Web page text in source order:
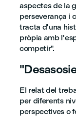
aspectes de la
perseverança i
tracta d'una
pròpia amb
competir".
El relat del
per diferents
perspectives o